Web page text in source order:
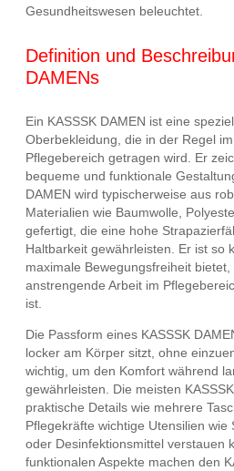
Gesundheitswesen beleuchtet.
Definition und
DAMENs
Ein KASSSK DAMEN ist eine
Oberbekleidung, die in der Regel
Pflegebereich getragen wird. Er
bequeme und funktionale
DAMEN wird typischerweise aus
Materialien wie Baumwolle,
gefertigt, die eine hohe
Haltbarkeit gewährleisten. Er ist so
maximale Bewegungsfreiheit
anstrengende Arbeit im
ist.
Die Passform eines KASSSK
locker am Körper sitzt, ohne
wichtig, um den Komfort während
gewährleisten. Die meisten
praktische Details wie mehrere
Pflegekräfte wichtige Utensilien wie
oder Desinfektionsmittel verstauen
funktionalen Aspekte machen den